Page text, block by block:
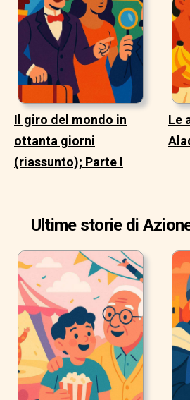
Il giro del mondo in
ottanta giorni
(riassunto); Parte I
Le
Ultime storie di